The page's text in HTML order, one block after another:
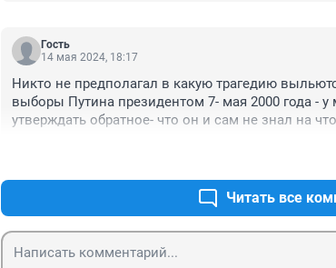
Гость
14 мая 2024, 18:17
Никто не предполагал в какую трагедию
выборы Путина президентом 7- мая 2000 года -
утверждать обратное- что он и сам не знал на
Читать все